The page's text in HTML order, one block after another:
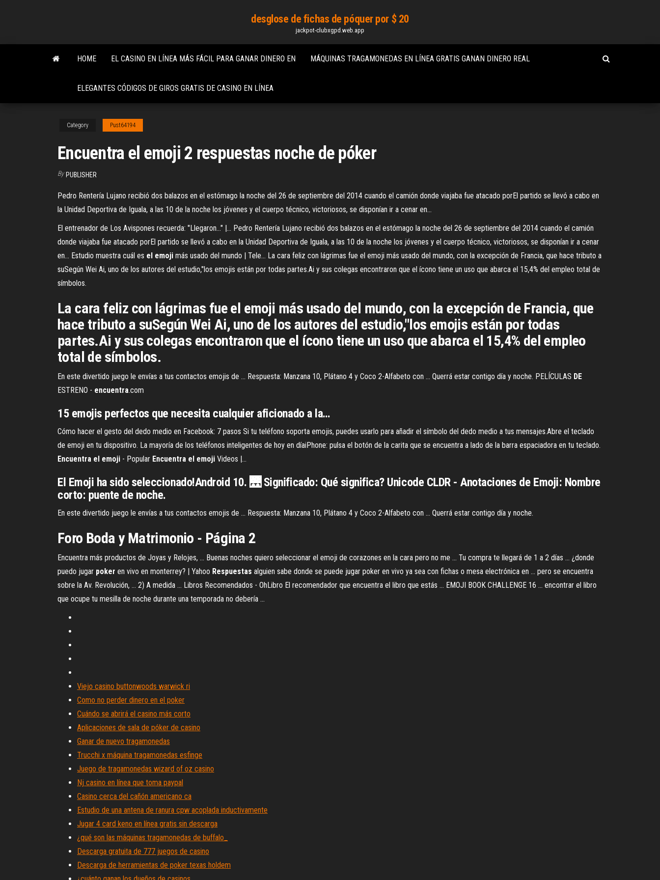
content
desglose de fichas de póquer por $ 20
jackpot-clubxgpd.web.app
HOME EL CASINO EN LÍNEA MÁS FÁCIL PARA GANAR DINERO EN MÁQUINAS TRAGAMONEDAS EN LÍNEA GRATIS GANAN DINERO REAL
ELEGANTES CÓDIGOS DE GIROS GRATIS DE CASINO EN LÍNEA
Category Pust64194
Encuentra el emoji 2 respuestas noche de póker
By PUBLISHER
Pedro Rentería Lujano recibió dos balazos en el estómago la noche del 26 de septiembre del 2014 cuando el camión donde viajaba fue atacado porEl partido se llevó a cabo en
la Unidad Deportiva de Iguala, a las 10 de la noche los jóvenes y el cuerpo técnico, victoriosos, se disponían ir a cenar en...
El entrenador de Los Avispones recuerda: "Llegaron..." |… Pedro Rentería Lujano recibió dos balazos en el estómago la noche del 26 de septiembre del 2014 cuando el camión
donde viajaba fue atacado porEl partido se llevó a cabo en la Unidad Deportiva de Iguala, a las 10 de la noche los jóvenes y el cuerpo técnico, victoriosos, se disponían ir a cenar
en... Estudio muestra cuál es el emoji más usado del mundo | Tele… La cara feliz con lágrimas fue el emoji más usado del mundo, con la excepción de Francia, que hace tributo a
suSegún Wei Ai, uno de los autores del estudio,"los emojis están por todas partes.Ai y sus colegas encontraron que el ícono tiene un uso que abarca el 15,4% del empleo total de
símbolos.
La cara feliz con lágrimas fue el emoji más usado del mundo, con la excepción de Francia, que
hace tributo a suSegún Wei Ai, uno de los autores del estudio,"los emojis están por todas
partes.Ai y sus colegas encontraron que el ícono tiene un uso que abarca el 15,4% del empleo
total de símbolos.
En este divertido juego le envías a tus contactos emojis de ... Respuesta: Manzana 10, Plátano 4 y Coco 2-Alfabeto con ... Querrá estar contigo día y noche. PELÍCULAS DE
ESTRENO - encuentra.com
15 emojis perfectos que necesita cualquier aficionado a la…
Cómo hacer el gesto del dedo medio en Facebook: 7 pasos Si tu teléfono soporta emojis, puedes usarlo para añadir el símbolo del dedo medio a tus mensajes.Abre el teclado
de emoji en tu dispositivo. La mayoría de los teléfonos inteligentes de hoy en díaiPhone: pulsa el botón de la carita que se encuentra a lado de la barra espaciadora en tu teclado.
Encuentra el emoji - Popular Encuentra el emoji Videos |…
El Emoji ha sido seleccionado!Android 10. 🌉 Significado: Qué significa? Unicode CLDR - Anotaciones de Emoji: Nombre
corto: puente de noche.
En este divertido juego le envías a tus contactos emojis de ... Respuesta: Manzana 10, Plátano 4 y Coco 2-Alfabeto con ... Querrá estar contigo día y noche.
Foro Boda y Matrimonio - Página 2
Encuentra más productos de Joyas y Relojes, ... Buenas noches quiero seleccionar el emoji de corazones en la cara pero no me ... Tu compra te llegará de 1 a 2 días ... ¿donde
puedo jugar poker en vivo en monterrey? | Yahoo Respuestas alguien sabe donde se puede jugar poker en vivo ya sea con fichas o mesa electrónica en ... pero se encuentra
sobre la Av. Revolución, ... 2) A medida ... Libros Recomendados - OhLibro El recomendador que encuentra el libro que estás ... EMOJI BOOK CHALLENGE 16 ... encontrar el libro
que ocupe tu mesilla de noche durante una temporada no debería ...
Viejo casino buttonwoods warwick ri
Como no perder dinero en el poker
Cuándo se abrirá el casino más corto
Aplicaciones de sala de póker de casino
Ganar de nuevo tragamonedas
Trucchi x máquina tragamonedas esfinge
Juego de tragamonedas wizard of oz casino
Nj casino en línea que toma paypal
Casino cerca del cañón americano ca
Estudio de una antena de ranura cpw acoplada inductivamente
Jugar 4 card keno en línea gratis sin descarga
¿qué son las máquinas tragamonedas de buffalo_
Descarga gratuita de 777 juegos de casino
Descarga de herramientas de poker texas holdem